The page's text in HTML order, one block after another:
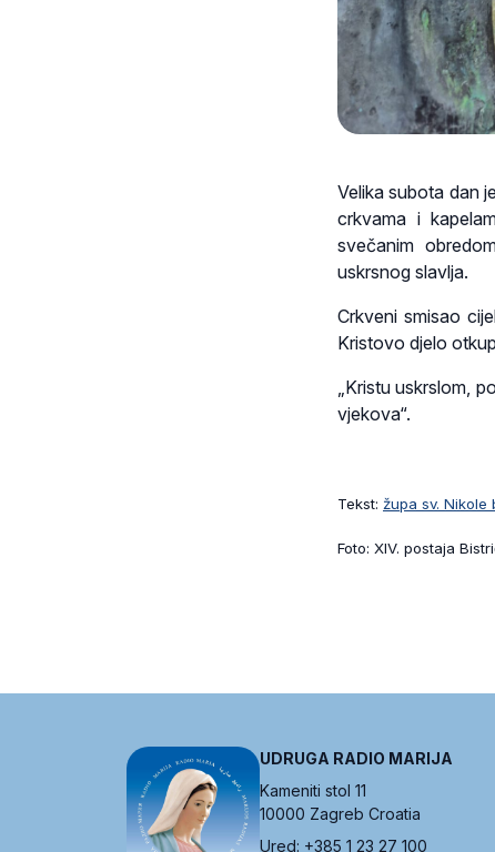
Velika subota dan
crkvama i
svečanim
uskrsnog slavlja.
Crkveni smisao
Kristovo djelo
„Kristu uskrslom,
vjekova“.
Tekst: župa sv. Nikole
Foto: XIV. postaja
UDRUGA RADIO MARIJA
Kameniti stol 11
10000 Zagreb Croatia
Ured: +385 1 23 27 100